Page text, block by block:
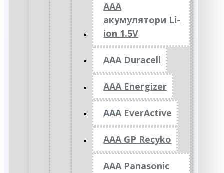
ААА
акумулятори Li-
ion 1.5V
AAA Duracell
AAA Energizer
AAA EverActive
AAA GP Recyko
AAA Panasonic